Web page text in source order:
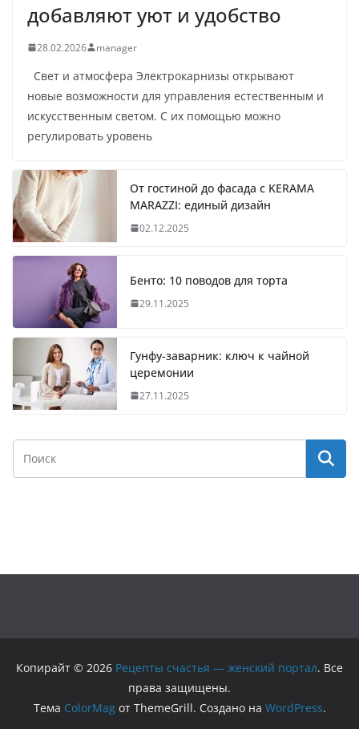
добавляют уют и удобство
28.02.2026 manager
Свет и атмосфера Электрокарнизы открывают
новые возможности для управления естественным и
искусственным светом. С их помощью можно
регулировать уровень
От гостиной до фасада с KERAMA
MARAZZI: единый дизайн
02.12.2025
Бенто: 10 поводов для торта
29.11.2025
Гунфу-заварник: ключ к чайной
церемонии
27.11.2025
Копирайт © 2026 Рецепты счастья — женский портал. Все
права защищены.
Тема ColorMagот ThemeGrill. Создано на WordPress.